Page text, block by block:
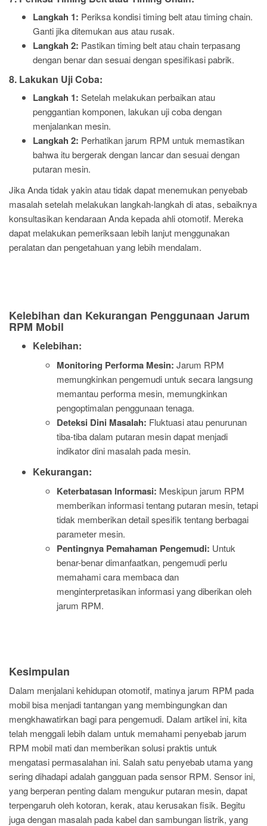
Langkah 1: Periksa kondisi timing belt atau timing chain.
Ganti jika ditemukan aus atau rusak.
Langkah 2: Pastikan timing belt atau chain terpasang
dengan benar dan sesuai dengan spesifikasi pabrik.
8. Lakukan Uji Coba:
Langkah 1: Setelah melakukan perbaikan atau
penggantian komponen, lakukan uji coba dengan
menjalankan mesin.
Langkah 2: Perhatikan jarum RPM untuk memastikan
bahwa itu bergerak dengan lancar dan sesuai dengan
putaran mesin.
Jika Anda tidak yakin atau tidak dapat menemukan penyebab
masalah setelah melakukan langkah-langkah di atas, sebaiknya
konsultasikan kendaraan Anda kepada ahli otomotif. Mereka
dapat melakukan pemeriksaan lebih lanjut menggunakan
peralatan dan pengetahuan yang lebih mendalam.
Kelebihan dan Kekurangan Penggunaan Jarum
RPM Mobil
Kelebihan:
Monitoring Performa Mesin: Jarum RPM
memungkinkan pengemudi untuk secara langsung
memantau performa mesin, memungkinkan
pengoptimalan penggunaan tenaga.
Deteksi Dini Masalah: Fluktuasi atau penurunan
tiba-tiba dalam putaran mesin dapat menjadi
indikator dini masalah pada mesin.
Kekurangan:
Keterbatasan Informasi: Meskipun jarum RPM
memberikan informasi tentang putaran mesin, tetapi
tidak memberikan detail spesifik tentang berbagai
parameter mesin.
Pentingnya Pemahaman Pengemudi: Untuk
benar-benar dimanfaatkan, pengemudi perlu
memahami cara membaca dan
menginterpretasikan informasi yang diberikan oleh
jarum RPM.
Kesimpulan
Dalam menjalani kehidupan otomotif, matinya jarum RPM pada
mobil bisa menjadi tantangan yang membingungkan dan
mengkhawatirkan bagi para pengemudi. Dalam artikel ini, kita
telah menggali lebih dalam untuk memahami penyebab jarum
RPM mobil mati dan memberikan solusi praktis untuk
mengatasi permasalahan ini. Salah satu penyebab utama yang
sering dihadapi adalah gangguan pada sensor RPM. Sensor ini,
yang berperan penting dalam mengukur putaran mesin, dapat
terpengaruh oleh kotoran, kerak, atau kerusakan fisik. Begitu
juga dengan masalah pada kabel dan sambungan listrik, yang